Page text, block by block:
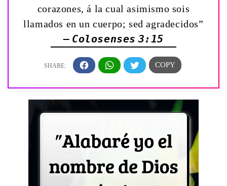
corazones, á la cual asimismo sois
llamados en un cuerpo; sed agradecidos”
— Colosenses 3:15